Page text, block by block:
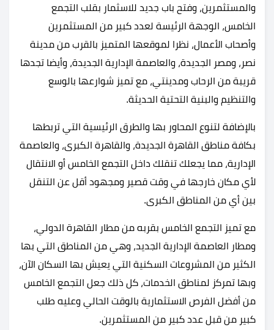
والمستثمرين، وفتح باب جديد للاسثمار بقلب التجمع
الخامس، الوجهة الرئيسة لعدد كبير من المستثمرين
وأصحاب الأعمال، نظرا لموقعها المتميز بالقرب من مدينة
نصر، ومصر الجديدة، والعاصمة الإدارية الجديدة، وأيضا تجدها
قريبة من الرحاب ومدينتي، مع تميز شوارعها بالوسع
والتنظيم والبنية التحتية الحديثة.
بالإضافة لتنوع المحاور بها والطرق الرئيسية التي تربطها
بكافة مناطق القاهرة الجديدة، والقاهرة الكبرى، والعاصمة
الإدارية، مما يجعلك تنقلك داخل التجمع الخامس أو الانتقال
لأي مكان خارجها في وقت قصير ومجهود أقل عن التنقل
بين أي من المناطق الكبرى.
مع تميز التجمع الخامس بقربه من مطار القاهرة الدولي،
ومطار العاصمة الإدارية الجديد، وهي من المناطق التي بها
الكثير من المشروعات السكنية التي يعيش بها السكان الآن،
وبها تمركز لمناطق الخدمات، كل ذلك جعل التجمع الخامس
من أفضل الفرص الاستثمارية بالوقت الحالي وعليه طلب
كبير من قبل عدد كبير من المستثمرين.